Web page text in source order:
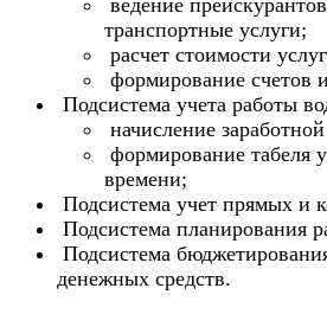
ведение
транспортные услуги;
расчет стоимости
формирование счетов
Подсистема учета работы
начисление
формирование табеля
времени;
Подсистема учет прямых и
Подсистема планирования
Подсистема
денежных средств.